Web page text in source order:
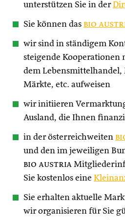
unterstützen Sie in der
Sie können das bio
wir sind in ständigem
steigende Kooperationen
dem Lebensmittelhandel,
Märkte, etc. aufweisen
wir initiieren
Ausland, die Ihnen
in der österreichweiten
und den im jeweiligen
bio austria
Sie kostenlos eine
Sie erhalten aktuelle
wir organisieren für Sie